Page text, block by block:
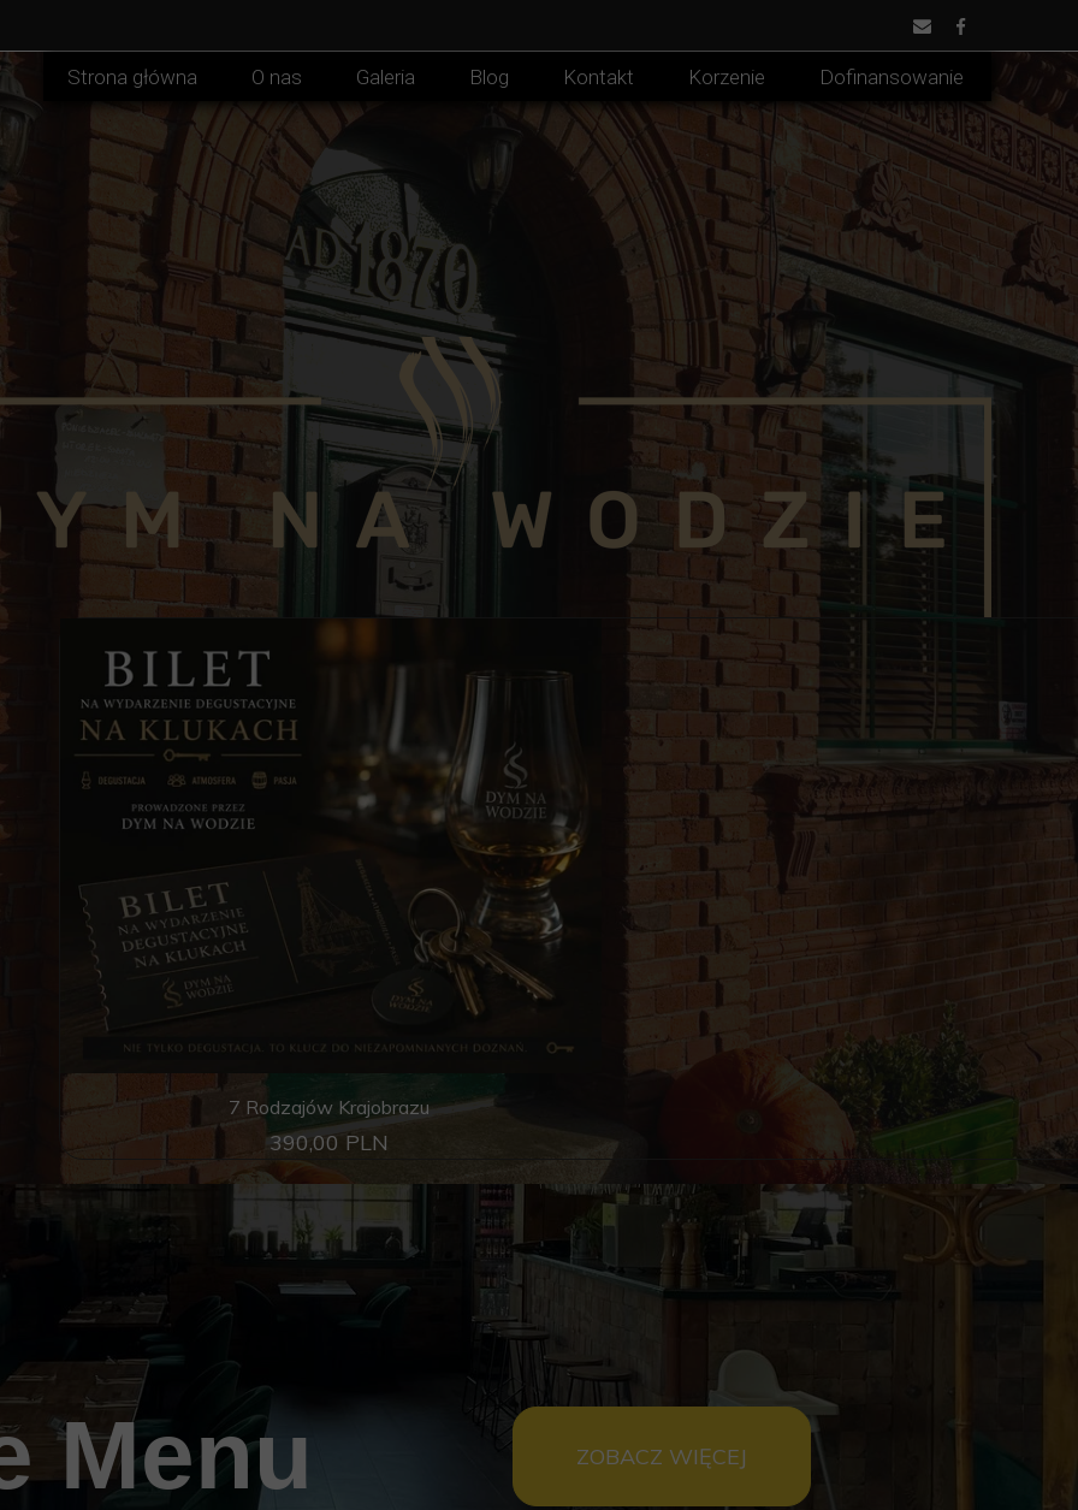
Menu ZOBACZ WIĘCEJ
Strona główna O nas
Menu
Galeria Blog Kontakt Korzenie Dofinansowanie
7 Rodzajów Krajobrazu
390,00 PLN